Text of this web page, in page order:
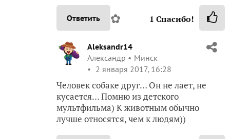
Ответить ✿ 1 Спасибо!
Aleksandr14
Александр
Минск
2 января 2017, 16:28
Человек собаке друг… Он не лает, не
кусается… Помню из детского
мультфильма) К животным обычно
лучше относятся, чем к людям))